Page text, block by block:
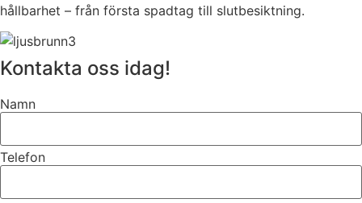
hållbarhet – från första spadtag till slutbesiktning.
Kontakta oss idag!
Namn
Telefon